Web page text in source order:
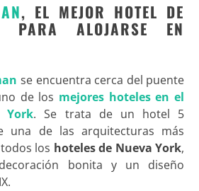
, EL MEJOR HOTEL DE
PARA ALOJARSE EN
se encuentra cerca del puente
de los mejores hoteles en el
York. Se trata de un hotel 5
una de las arquitecturas más
los hoteles de Nueva York,
bonita y un diseño